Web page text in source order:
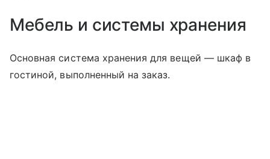
Мебель и системы хранения
Основная система хранения для вещей — шкаф в
гостиной, выполненный на заказ.